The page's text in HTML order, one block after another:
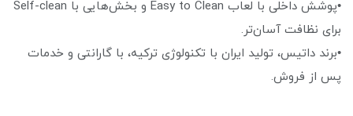
•پوشش داخلی با لعاب Easy to Clean و بخش‌هایی با Self-clean
برای نظافت آسان‌تر.
•برند داتیس، تولید ایران با تکنولوژی ترکیه، با گارانتی و خدمات
پس از فروش.